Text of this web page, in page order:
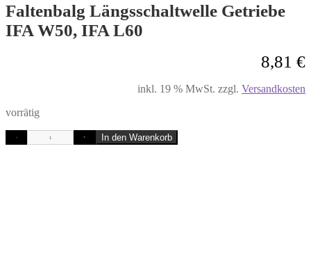
Faltenbalg Längsschaltwelle Getriebe
IFA W50, IFA L60
8,81 €
inkl. 19 % MwSt. zzgl. Versandkosten
vorrätig
- + In den Warenkorb